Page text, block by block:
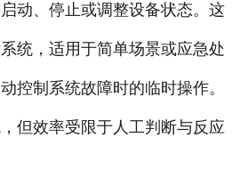
动、停止或调整设备状态。这
统，适用于简单场景或应急处
控制系统故障时的临时操作。
但效率受限于人工判断与反应